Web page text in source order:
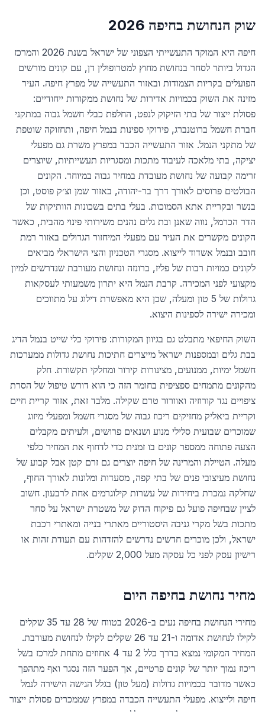
שוק הנחושת בחיפה
חיפה היא המוקד התעשייתי הצפוני של ישראל בשנת 2026 והמרכז
הגדול ביותר לסחר בנחושת מחוץ למטרופולין דן, עם קונים מורשים
הפועלים בקריות הצמודות ובאזור התעשייה של מפרץ חיפה. העיר
מזינה את השוק בכמויות אדירות של נחושת ממקורות ייחודיים:
פסולת ייצור של בתי הזיקוק לנפט, החלפת כבלי חשמל גבוה במתקני
חברת חשמל ברוטנברג, פירוקי ספינות בנמל חיפה, ותחזוקה שוטפת
של מתקני הנמל. אזור התעשייה הכבד במפרץ משרת גם מפעלי
יציקה, בתי מלאכה לעיבוד מתכות ומסגריות תעשייתיות, שיוצרים
זרימה קבועה של נחושת מעובדת במחיר גבוה במיוחד. הקונים
הבולטים פרוסים לאורך דרך בר-יהודה, באזור שמן וצ׳ק פוסט, וכן
בנשר ובקריית אתא הסמוכות. בעלי בתים בשכונות הוותיקות של
הדר הכרמל, נווה שאנן ובת גלים נהנים משירותי פינוי מהבית, כאשר
הקונים מקשרים את העיר עם מפעלי המיחזור הגדולים באזור רמת
חובב ובנמל אשדוד לייצוא. מסגרי הטכניון והצי הישראלי מביאים
לקונים כמויות רבות של פליז, ברונזה ונחושת מעורבת שנדרשים למיון
מקצועי לפני המכירה. קרבת הנמל היא יתרון משמעותי לעסקאות
גדולות של 5 טון ומעלה, שכן היא מאפשרת דילוג על מתווכים
ומכירה ישירה לספינות היצוא.
השוק החיפאי מתבלט גם בגיוון המקורות: פירוקי כלי שייט בנמל הדיג
בבת גלים ובמספנות ישראל מייצרים חתיכות נחושת גדולות ממערכות
חשמל ימיות, ממנועים, מצינורות קירור ומחלקי תקשורת. חלק
מהקונים מתמחים ספציפית בחומר הזה כי הוא דורש טיפול של הסרת
ציפויים נגד קורוזיה ואוורור טרם שקילה. מלבד זאת, אזור קריית חיים
וקריית ביאליק מחזיקים ריכוז גבוה של מסגרי חשמל ומפעלי מיזוג
שמוכרים שבועית סלילי מנוע ושנאים פרושים, ולעיתים מקבלים
הצעה פתוחה ממספר קונים בו זמנית כדי לדחוף את המחיר כלפי
מעלה. הטיילת והמרינה של חיפה יוצרים גם זרם קטן אבל קבוע של
נחושת מעיצובי פנים של בתי קפה, מסעדות ומלונות לאורך החוף,
שחלקה נמכרת ביחידות של עשרות קילוגרמים אחת לרבעון. חשוב
לציין שבחיפה פועל גם פיקוח הדוק של משטרת ישראל על סחר
מתכות בשל מקרי גניבה היסטוריים מאתרי בנייה ומאתרי רכבת
ישראל, ולכן מוכרים חדשים נדרשים להזדהות עם תעודת זהות או
רישיון עסק לפני כל עסקה מעל 2,000 שקלים.
מחיר נחושת בחיפה היום
מחירי הנחושת בחיפה נעים ב-2026 בטווח של 28 עד 35 שקלים
לקילו לנחושת אדומה ו-21 עד 26 שקלים לקילו לנחושת מעורבת.
המחיר המקומי נמצא בדרך כלל 2 עד 4 אחוזים מתחת למרכז בשל
ריכוז נמוך יותר של קונים פרטיים, אך הפער הזה נסגר ואף מתהפך
כאשר מדובר בכמויות גדולות (מעל טון) בגלל הגישה הישירה לנמל
חיפה ולייצוא. מפעלי התעשייה הכבדה במפרץ שממכרים פסולת ייצור